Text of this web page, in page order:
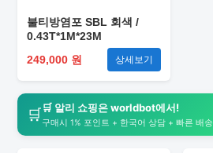
불티방염포 SBL 회색 /
0.43T*1M*23M
249,000 원
상세보기
🛒🛒 알리 쇼핑은 worldbot에서!
구매시 1% 포인트 + 한국어 상담 + 빠른 배송